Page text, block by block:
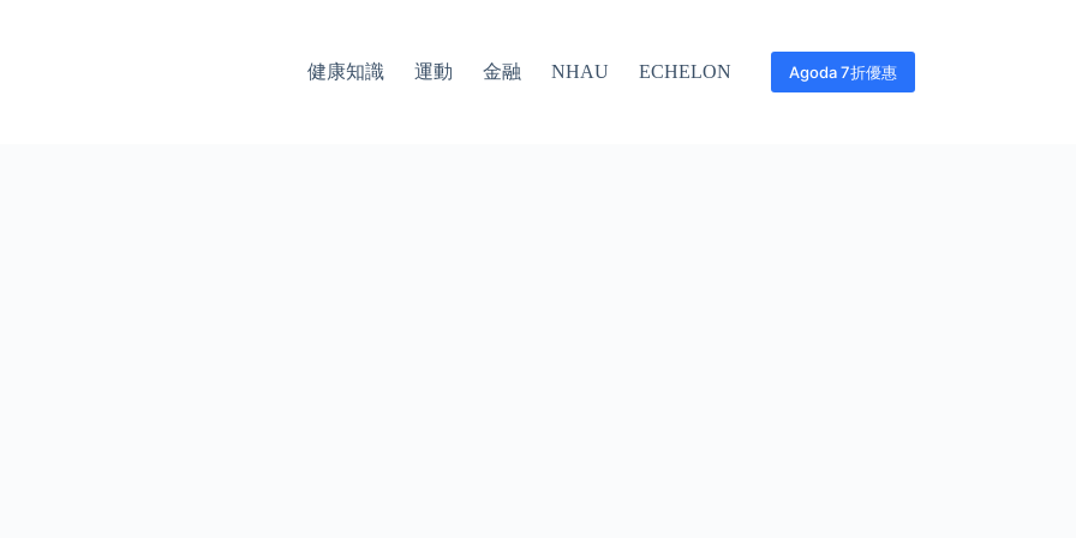
健康知識 運動 金融 NHAU ECHELON Agoda 7折優惠